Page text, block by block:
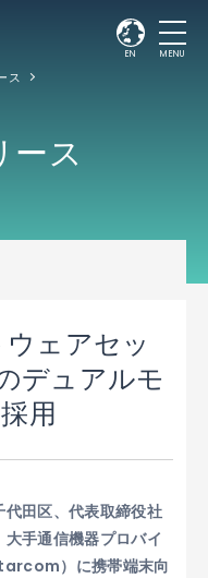
EN MENU
ス
ース
ェアセッ
デュアルモ
用
田区、代表取締役社
手通信機器プロバイ
）に携帯端末向